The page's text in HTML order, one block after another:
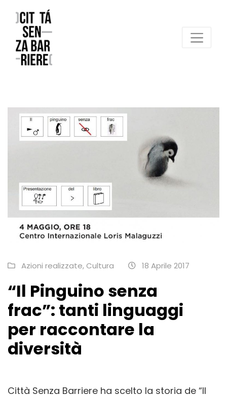
Reggio Emilia Città senza barriere
Azioni realizzate, Cultura 18 Aprile 2017
“Il Pinguino senza
frac”: tanti linguaggi
per raccontare la
diversità
Città Senza Barriere ha scelto la storia de “Il